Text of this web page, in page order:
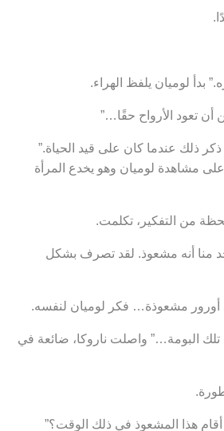
بدأ لوميان يلفظ الهراء.
أن تعود الأرواح حقًا…”
ذلك عندما كان على قيد الحياة.”
مشاهدة لوميان وهو يخدع المرأة
من التفكير، تكلمت.
منا أنه مشعوذ. لقد تصرف بشكل
أورور مشعوذة… فكر لوميان لنفسه.
البومة…” واصلت ناروكا، ضائعة في
هذا المشعوذ في ذلك الوقت؟”